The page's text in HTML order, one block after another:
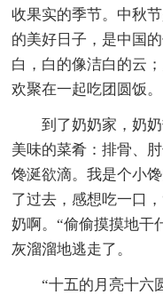
收果实的季节。中秋
的美好日子，是中国
白，白的像洁白的云
欢聚在一起吃团圆饭。
到了奶奶家，奶
美味的菜肴：排骨、
馋涎欲滴。我是个小
了过去，感想吃一口
奶啊。“偷偷摸摸地干
灰溜溜地逃走了。
“十五的月亮十六